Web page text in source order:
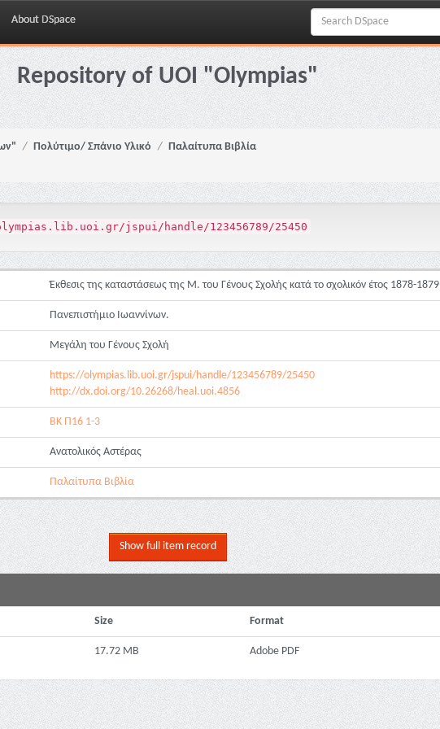
About DSpace
Repository of UOI "Olympias"
Πολύτιμο/ Σπάνιο Υλικό Παλαίτυπα Βιβλία
jspui/handle/123456789/25450
Έκθεσις της καταστάσεως της Μ. του Γένους Σχολής κατά το σχολικόν έτος 1878-1879
Πανεπιστήμιο Ιωαννίνων.
Μεγάλη του Γένους Σχολή
https://olympias.lib.uoi.gr/jspui/handle/123456789/25450
http://dx.doi.org/10.26268/heal.uoi.4856
ΒΚ Π16 1-3
Ανατολικός Αστέρας
Παλαίτυπα Βιβλία
Show full item record
Size Format
17.72 MB Adobe PDF